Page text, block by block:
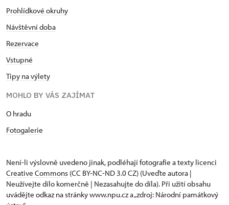
Prohlídkové okruhy
Návštěvní doba
Rezervace
Vstupné
Tipy na výlety
MOHLO BY VÁS ZAJÍMAT
O hradu
Fotogalerie
Není-li výslovně uvedeno jinak, podléhají fotografie a texty licenci
Creative Commons (CC BY-NC-ND 3.0 CZ) (Uveďte autora |
Neužívejte dílo komerčně | Nezasahujte do díla). Při užití obsahu
uvádějte odkaz na stránky www.npu.cz a „zdroj: Národní památkový